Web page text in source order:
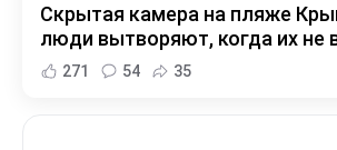
Скрытая камера на пляже
люди вытворяют, когда их не
271 54 35